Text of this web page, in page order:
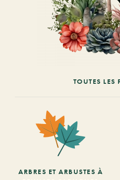
TOUTES LES
ARBRES ET ARBUSTES À